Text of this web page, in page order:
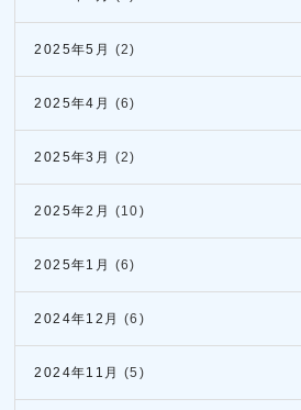
2025年5月 (2)
2025年4月 (6)
2025年3月 (2)
2025年2月 (10)
2025年1月 (6)
2024年12月 (6)
2024年11月 (5)